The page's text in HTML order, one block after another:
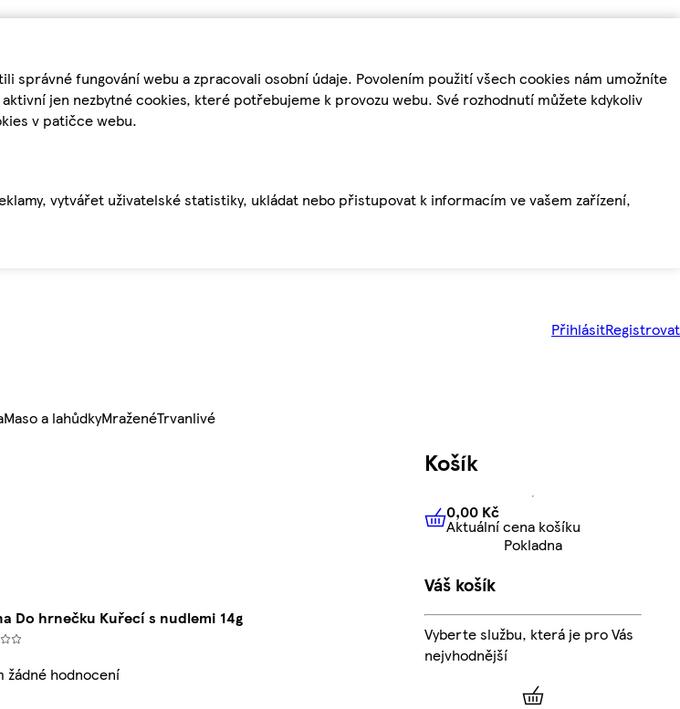
správné fungování webu a zpracovali osobní údaje. Povolením použití všech cookies nám umožníte
jen nezbytné cookies, které potřebujeme k provozu webu. Své rozhodnutí můžete kdykoliv
v patičce webu.
vytvářet uživatelské statistiky, ukládat nebo přistupovat k informacím ve vašem zařízení,
PřihlásitRegistrovat
Maso a lahůdkyMraženéTrvanlivé
Do hrnečku Kuřecí s nudlemi 14g
žádné hodnocení
Košík
0,00 KčAktuální cena košíku
0,00 Kč
Aktuální cena košíku
Pokladna
Váš košík
Vyberte službu, která je pro Vás
nejvhodnější